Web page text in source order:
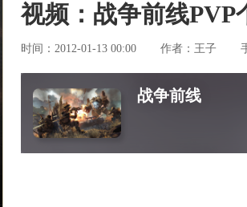
视频：战争前线PVP
时间：2012-01-13 00:00 作者： 王子
战争前线